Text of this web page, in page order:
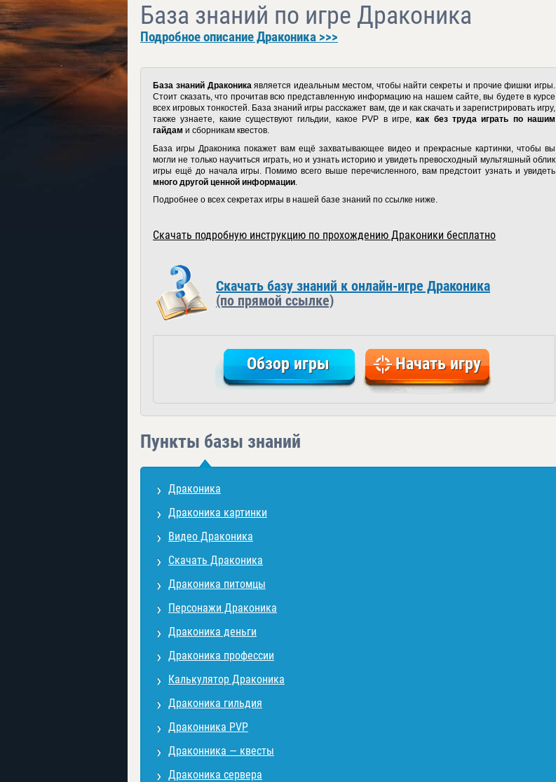
База знаний по игре Драконика
Подробное описание Драконика >>>
База знаний Драконикаявляется идеальным местом, чтобы найти секреты и прочие фишки игры.
Стоит сказать, что прочитав всю представленную информацию на нашем сайте, вы будете в курсе
всех игровых тонкостей. База знаний игры расскажет вам, где и как скачать и зарегистрировать игру,
также узнаете, какие существуют гильдии, какое PVP в игре,как без труда играть по нашим
гайдам и сборникам квестов.
База игры Драконика покажет вам ещё захватывающее видео и прекрасные картинки, чтобы вы
могли не только научиться играть, но и узнать историю и увидеть превосходный мультяшный облик
игры ещё до начала игры. Помимо всего выше перечисленного, вам предстоит узнать и увидеть
много другой ценной информации
Подробнее о всех секретах игры в нашей базе знаний по ссылке ниже.
Скачать подробную инструкцию по прохождению Драконики бесплатно
Скачать базу знаний к онлайн-игре Драконика
(по прямой ссылке)
Обзор игры Начать игру
Пункты базы знаний
Драконика
Драконика картинки
Видео Драконика
Скачать Драконика
Драконика питомцы
Персонажи Драконика
Драконика деньги
Драконика профессии
Калькулятор Драконика
Драконика гильдия
Драконника PVP
Драконника — квесты
Драконика сервера